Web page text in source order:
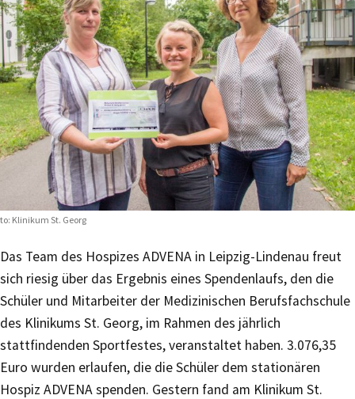
Klinikum St. Georg
Das Team des Hospizes ADVENA in Leipzig-Lindenau freut
sich riesig über das Ergebnis eines Spendenlaufs, den die
Schüler und Mitarbeiter der Medizinischen Berufsfachschule
des Klinikums St. Georg, im Rahmen des jährlich
stattfindenden Sportfestes, veranstaltet haben. 3.076,35
Euro wurden erlaufen, die die Schüler dem stationären
Hospiz ADVENA spenden. Gestern fand am Klinikum St.